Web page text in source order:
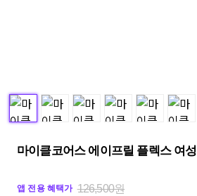
마이클코어스 에이프릴 플렉스 여
앱 전용 혜택가 126,500원